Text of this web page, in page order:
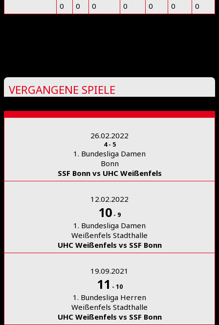
0
0 0 0 0 0 0
VERGANGENE SPIELE
26.02.2022
4- 5
1. Bundesliga Damen
Bonn
SSF Bonn vs UHC Weißenfels
12.02.2022
10 - 9
1. Bundesliga Damen
Weißenfels Stadthalle
UHC Weißenfels vs SSF Bonn
19.09.2021
11 - 10
1. Bundesliga Herren
Weißenfels Stadthalle
UHC Weißenfels vs SSF Bonn